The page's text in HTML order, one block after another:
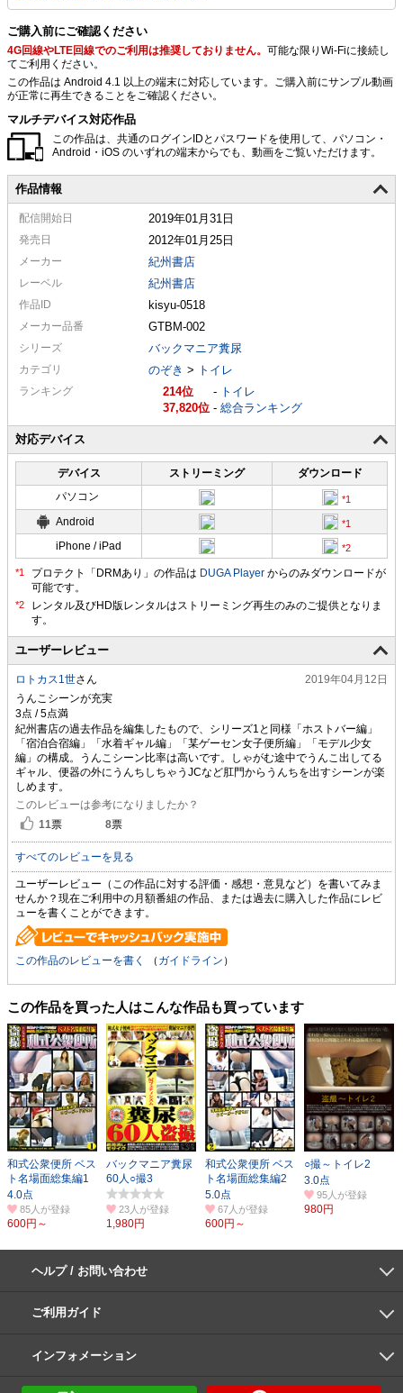
ご購入前にご確認ください
4G回線やLTE回線でのご利用は推奨しておりません。 可能な限りWi-Fiに接続し
てご利用ください。
この作品は Android 4.1 以上の端末に対応しています。ご購入前にサンプル動画
が正常に再生できることをご確認ください。
マルチデバイス対応作品
この作品は、共通のログインIDとパスワードを使用して、パソコン・
Android・iOS のいずれの端末からでも、動画をご覧いただけます。
作品情報
配信開始日 2019年01月31日
発売日 2012年01月25日
メーカー 紀州書店
レーベル 紀州書店
作品ID kisyu-0518
メーカー品番 GTBM-002
シリーズ バックマニア糞尿
カテゴリ のぞき > トイレ
ランキング 214 - トイレ
37,820
- 総合ランキング
対応デバイス
デバイス ストリーミング
ダウンロード
パソコン
Android
iPhone / iPad
プロテクト「DRMあり」の作品は DUGA Player からのみダウンロードが
可能です。
ユーザーレビュー
ロトカス1世さん
2019年04月12日
うんこシーンが充実
紀州書店の過去作品を編集したもので、シリーズ1と同様「ホストバー編」
「宿泊合宿編」「水着ギャル編」「某ゲーセン女子便所編」「モデル少女
編」の構成。うんこシーン比率は高いです。しゃがむ途中でうんこ出してる
ギャル、便器の外にうんちしちゃうJCなど肛門からうんちを出すシーンが楽
しめます。
このレビューは参考になりましたか？
11票 8票
すべてのレビューを見る
ユーザーレビュー（この作品に対する評価・感想・意見など）を書いてみま
せんか？現在ご利用中の月額番組の作品、または過去に購入した作品にレビ
ューを書くことができます。
この作品のレビューを書く （ ガイドライン ）
この作品を買った人はこんな作品も買っています
和式公衆便所 ベス
ト名場面総集編1
85人
600円～
バックマニア糞尿
60人○撮3
23人
1,980円
和式公衆便所 ベス
ト名場面総集編2
67人
600円～
○撮～トイレ2
95人
980円
ヘルプ / お問い合わせ
よくあるご質問
ご利用環境
お支払い方法
パスワードの再設定
サポートセンター
ご利用ガイド
初めての方へ
会員登録の手順
作品購入の手順
動画再生の手順
検索のヒント
DUGA Player
インフォメーション